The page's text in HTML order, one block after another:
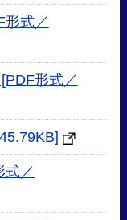
形式／
形式／
式／